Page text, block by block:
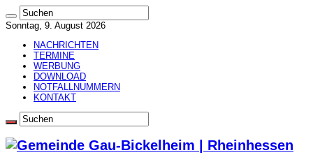
Sonntag, 9. August 2026
NACHRICHTEN
TERMINE
WERBUNG
DOWNLOAD
NOTFALLNUMMERN
KONTAKT